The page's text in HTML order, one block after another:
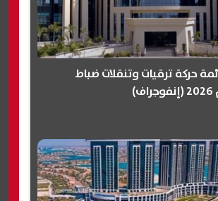
حركة ترقيات وتنقلات ضباط